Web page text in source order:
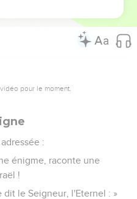
pour le moment.
:
énigme, raconte une
!
dit le Seigneur, l'Eternel : »